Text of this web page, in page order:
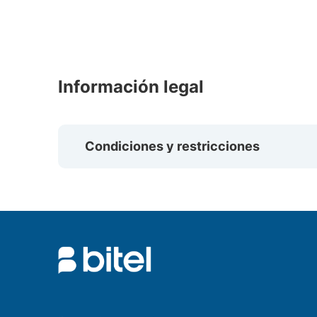
Información legal
Condiciones y restricciones